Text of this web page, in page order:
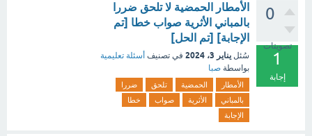
0
تصويتات
1
إجابة
الأمطار الحمضية لا تلحق ضررا
بالمباني الأثرية صواب خطا [تم
الإجابة] [تم الحل]
سُئل يناير 3، 2024 في تصنيف أسئلة تعليمية
بواسطة صبا
الأمطار الحمضية تلحق
ضررا
بالمباني
الأثرية صواب
خطا
الإجابة